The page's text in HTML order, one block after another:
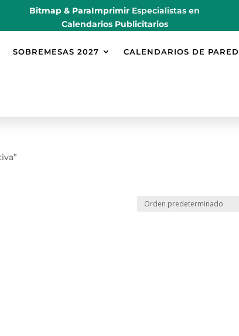
Bitmap & ParaImprimir Especialistas en
Calendarios Publicitarios
SOBREMESAS 2027 CALENDARIOS DE PARED